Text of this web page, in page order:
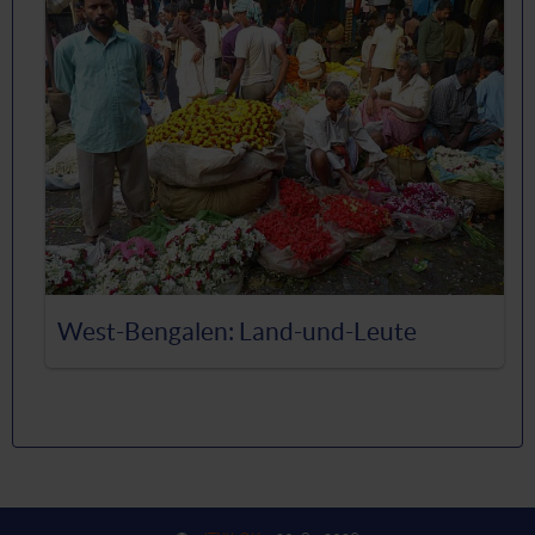
West-Bengalen: Land-und-Leute